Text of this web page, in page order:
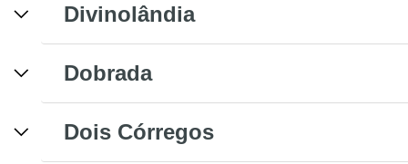
Divinolândia
Dobrada
Dois Córregos